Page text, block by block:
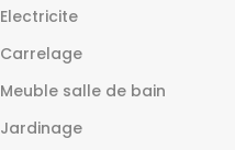
Electricite
Carrelage
Meuble salle de bain
Jardinage